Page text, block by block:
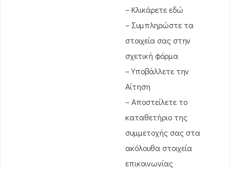
– Κλικάρετε εδώ
– Συμπληρώστε τα
στοιχεία σας στην
σχετική φόρμα
– Υποβάλλετε την
Αίτηση
– Αποστείλετε το
καταθετήριο της
συμμετοχής σας στα
ακόλουθα στοιχεία
επικοινωνίας